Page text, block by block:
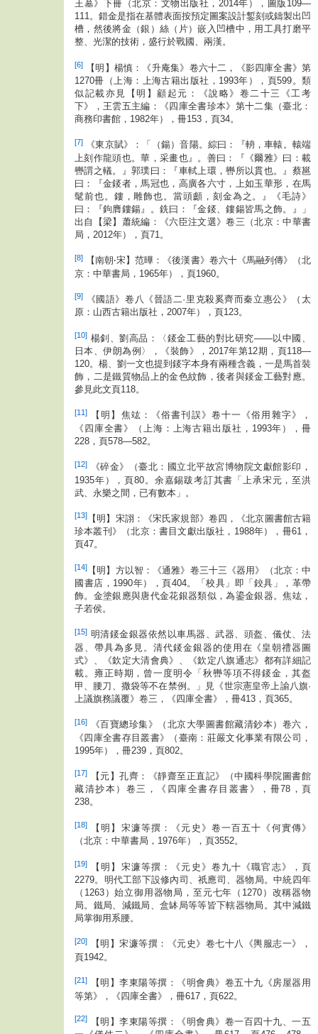
王墓》下冊（北京：文物出版社，2014年），圖版109—
111。錯金是指在基體表面按預定圖案設計鏨刻或鑄製出凹
槽，然後將金（銀）絲（片）嵌入凹槽中，用工具打磨平
整、光潔的技術，盛行於戰國、兩漢。
[6]
【明】楊慎：《升庵集》卷六十二，《影四庫全書》第
1270冊（上海：上海古籍出版社，1993年），頁599。類
似記載亦見【明】顧起元：《說略》卷二十三《工考
下》，王雲五主編：《四庫全書珍本》第十二集（臺北：
商務印書館，1982年），冊153，頁34。
[7]
《東京賦》：「（鍚）音陽。綜曰：『輈，車轅。轅端
上刻作龍頭也。華，采畫也』。善曰：『《爾雅》曰：載
轡謂之轙。』郭璞曰：『車軾上環，轡所以貫也。』蔡邕
曰：『金錽者，馬冠也，高廣各六寸，上如玉華形，在馬
髦前也。鏤，雕飾也。當頭顱，刻金為之。』《毛詩》
曰：『鉤膺鏤鍚』。銑曰：『金錽、鏤鍚皆馬之飾。』」
出自【梁】蕭統編：《六臣注文選》卷三（北京：中華書
局，2012年），頁71。
[8]
【南朝‧宋】范曄：《後漢書》卷六十《馬融列傳》（北
京：中華書局，1965年），頁1960。
[9]
《國語》卷八《晉語二·里克殺奚齊而秦立惠公》（太
原：山西古籍出版社，2007年），頁123。
[10] 楊釗、劉高品：〈錽金工藝的對比研究——以中國、
日本、伊朗為例〉，《裝飾》，2017年第12期，頁118—
120。楊、劉一文也提到錽字本身有兩種含義，一是馬首裝
飾，二是鐵質物品上的金色紋飾，後者與錽金工藝對應。
參見此文頁118。
[11]
【明】焦竑：《俗書刊誤》卷十一《俗用雜字》，
《四庫全書》（上海：上海古籍出版社，1993年），冊
228，頁578—582。
[12]
《碎金》（臺北：國立北平故宮博物院文獻館影印，
1935年），頁80。余嘉錫跋考訂其書「上承宋元，至洪
武、永樂之間，已有數本」。
[13]
【明】宋詡：《宋氏家規部》卷四，《北京圖書館古籍
珍本叢刊》（北京：書目文獻出版社，1988年），冊61，
頁47。
[14]
【明】方以智：《通雅》卷三十三《器用》（北京：中
國書店，1990年），頁404。「校具」即「鉸具」，革帶
飾。金塗銀應與唐代金花銀器類似，為鎏金銀器。焦竑，
子若侯。
[15] 明清錽金銀器依然以車馬器、武器、頭盔、儀仗、法
器、帶具為多見。清代錽金銀器的使用在《皇朝禮器圖
式》、《欽定大清會典》、《欽定八旗通志》都有詳細記
載。雍正時期，曾一度明令「秋轡等項不得錽金，其盔
甲、腰刀、撒袋等不在禁例。」見《世宗憲皇帝上諭八旗·
上議旗務議覆》卷三，《四庫全書》，冊413，頁365。
[16]
《百寶總珍集》（北京大學圖書館藏清鈔本）卷六，
《四庫全書存目叢書》（臺南：莊嚴文化事業有限公司，
1995年），冊239，頁802。
[17]
【元】孔齊：《靜齋至正直記》（中國科學院圖書館
藏清抄本）卷三，《四庫全書存目叢書》，冊78，頁
238。
[18]
【明】宋濂等撰：《元史》卷一百五十《何實傳》
（北京：中華書局，1976年），頁3552。
[19]
【明】宋濂等撰：《元史》卷九十《職官志》，頁
2279。明代工部下設修內司、祇應司、器物局。中統四年
（1263）始立御用器物局，至元七年（1270）改稱器物
局。鐵局、減鐵局、盒缽局等等皆下轄器物局。其中減鐵
局掌御用系腰。
[20]
【明】宋濂等撰：《元史》卷七十八《輿服志一》，
頁1942。
[21]
【明】李東陽等撰：《明會典》卷五十九《房屋器用
等第》，《四庫全書》，冊617，頁622。
[22]
【明】李東陽等撰：《明會典》卷一百四十九、一五